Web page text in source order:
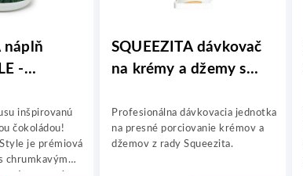
náplň
-
inšpirovanú
čokoládou!
je prémiová
chrumkavým
SQUEEZITA dávkovač
na krémy a džemy s
Profesionálna dávkovacia jednotka
na presné porciovanie krémov a
džemov z rady Squeezita.